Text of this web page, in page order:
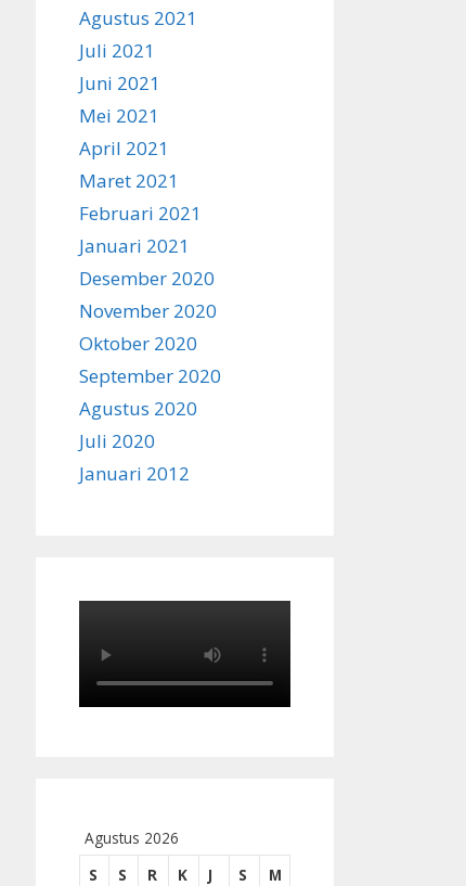
Agustus 2021
Juli 2021
Juni 2021
Mei 2021
April 2021
Maret 2021
Februari 2021
Januari 2021
Desember 2020
November 2020
Oktober 2020
September 2020
Agustus 2020
Juli 2020
Januari 2012
Agustus 2026
S
S R K J S M